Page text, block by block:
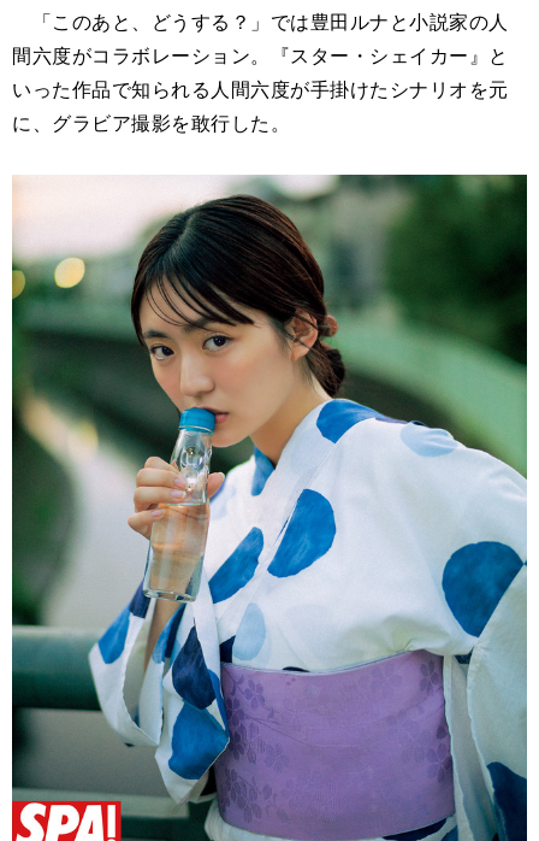
「このあと、どうする？」では豊田ルナと小説家の人
間六度がコラボレーション。『スター・シェイカー』と
いった作品で知られる人間六度が手掛けたシナリオを元
に、グラビア撮影を敢行した。